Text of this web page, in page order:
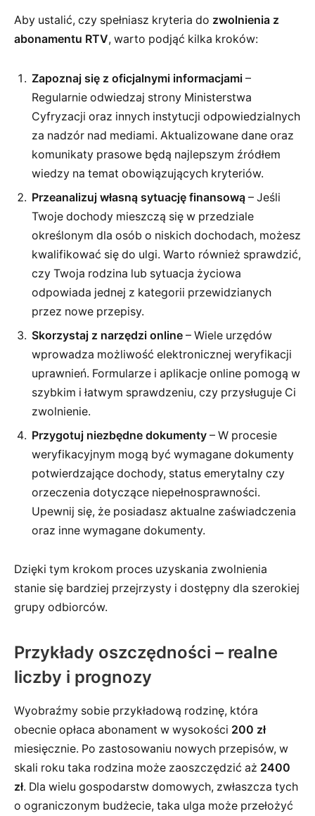
Aby ustalić, czy spełniasz kryteria do zwolnienia z
abonamentu RTV, warto podjąć kilka kroków:
Zapoznaj się z oficjalnymi informacjami –
Regularnie odwiedzaj strony Ministerstwa
Cyfryzacji oraz innych instytucji odpowiedzialnych
za nadzór nad mediami. Aktualizowane dane oraz
komunikaty prasowe będą najlepszym źródłem
wiedzy na temat obowiązujących kryteriów.
Przeanalizuj własną sytuację finansową – Jeśli
Twoje dochody mieszczą się w przedziale
określonym dla osób o niskich dochodach, możesz
kwalifikować się do ulgi. Warto również sprawdzić,
czy Twoja rodzina lub sytuacja życiowa
odpowiada jednej z kategorii przewidzianych
przez nowe przepisy.
Skorzystaj z narzędzi online – Wiele urzędów
wprowadza możliwość elektronicznej weryfikacji
uprawnień. Formularze i aplikacje online pomogą w
szybkim i łatwym sprawdzeniu, czy przysługuje Ci
zwolnienie.
Przygotuj niezbędne dokumenty – W procesie
weryfikacyjnym mogą być wymagane dokumenty
potwierdzające dochody, status emerytalny czy
orzeczenia dotyczące niepełnosprawności.
Upewnij się, że posiadasz aktualne zaświadczenia
oraz inne wymagane dokumenty.
Dzięki tym krokom proces uzyskania zwolnienia
stanie się bardziej przejrzysty i dostępny dla szerokiej
grupy odbiorców.
Przykłady oszczędności – realne
liczby i prognozy
Wyobraźmy sobie przykładową rodzinę, która
obecnie opłaca abonament w wysokości 200 zł
miesięcznie. Po zastosowaniu nowych przepisów, w
skali roku taka rodzina może zaoszczędzić aż 2400
zł. Dla wielu gospodarstw domowych, zwłaszcza tych
o ograniczonym budżecie, taka ulga może przełożyć